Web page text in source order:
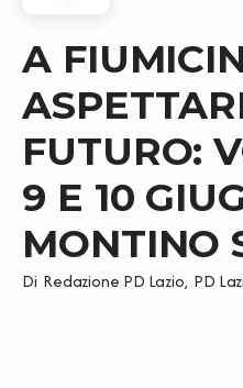
A
FUTURO:
9 E 10
MONTINO
Di Redazione PD Lazio, PD